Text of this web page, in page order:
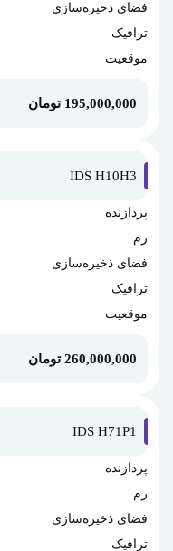
فضای ذخیره‌سازی
ترافیک
موقعیت
195,000,000 تومان
IDS H10H3
پردازنده
رم
فضای ذخیره‌سازی
ترافیک
موقعیت
260,000,000 تومان
IDS H71P1
پردازنده
رم
فضای ذخیره‌سازی
ترافیک